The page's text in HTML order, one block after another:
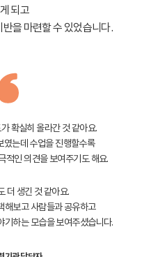
되고
을 마련할 수 있었습니다.
확실히 올라간 것 같아요.
였는데 수업을 진행할수록
적인 의견을 보여주기도 해요.
더 생긴 것 같아요.
해보고 사람들과 공유하고
기하는 모습을 보여주셨습니다.